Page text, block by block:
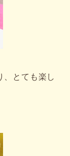
、とても楽し